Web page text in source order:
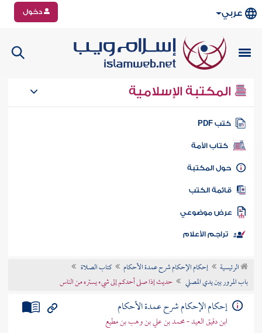
عربي دخول
المكتبة الإسلامية
كتب PDF
كتاب الأمة
المكتبة
الكتب
موضوعي
تراجم الأعلام
الرئيسية إحكام الإحكام شرح عمدة الأحكام
كتاب الصلاة
باب المرور بين يدي المصلي
حديث إذا صلى أحدكم إلى شيء يستره من الناس
إحكام الإحكام شرح عمدة الأحكام
ابن دقيق العيد - محمد بن علي بن وهب بن مطيع